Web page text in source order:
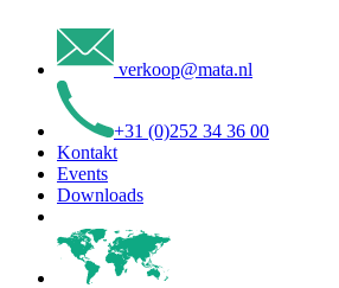
verkoop@mata.nl
+31 (0)252 34 36 00
Kontakt
Events
Downloads